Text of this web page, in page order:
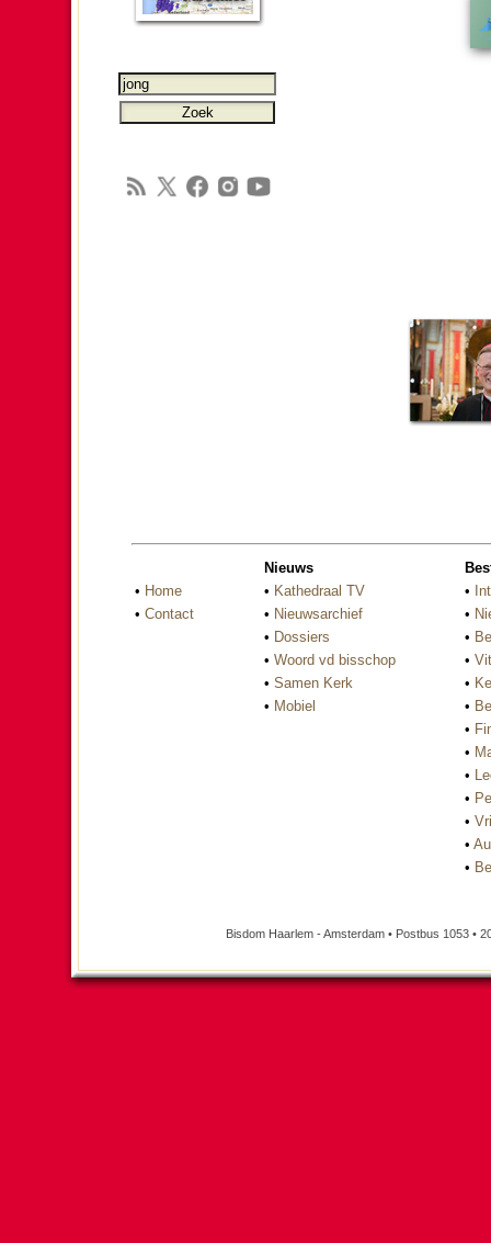
• Home
• Contact
Nieuws
• Kathedraal TV
• Nieuwsarchief
• Dossiers
• Woord vd bisschop
• Samen Kerk
• Mobiel
•
•
•
•
•
•
•
•
•
•
•
•
•
Bisdom Haarlem - Amsterdam • Postbus 1053 •